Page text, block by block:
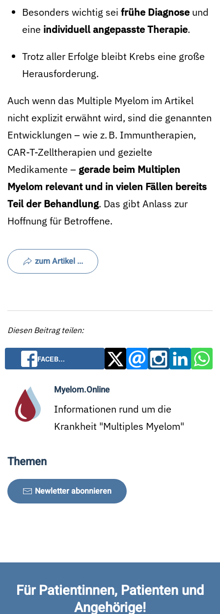
Besonders wichtig sei frühe Diagnose und
eine individuell angepasste Therapie.
Trotz aller Erfolge bleibt Krebs eine große
Herausforderung.
Auch wenn das Multiple Myelom im Artikel
nicht explizit erwähnt wird, sind die genannten
Entwicklungen – wie z. B. Immuntherapien,
CAR-T-Zelltherapien und gezielte
Medikamente – gerade beim Multiplen
Myelom relevant und in vielen Fällen bereits
Teil der Behandlung. Das gibt Anlass zur
Hoffnung für Betroffene.
zum Artikel ...
Diesen Beitrag teilen:
FACEB…
Myelom.Online
Informationen rund um die
Krankheit "Multiples Myelom"
Themen
Newletter abonnieren
Für Patientinnen, Patienten und
Angehörige!